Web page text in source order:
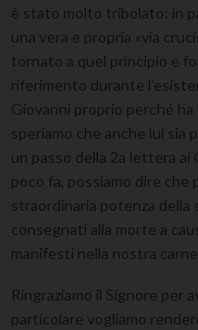
è stato molto tribolato: in
una vera e propria «via
tornato a quel principio e
riferimento durante
Giovanni proprio perché
speriamo che anche lui sia
un passo della 2a lettera ai
poco fa, possiamo dire
straordinaria potenza della
consegnati alla morte a
manifesti nella nostra carne
Ringraziamo il Signore per
particolare vogliamo